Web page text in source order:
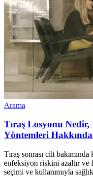
Arama
Tıraş Losyonu
Yöntemleri
Tıraş sonrası cilt
enfeksiyon riskini azaltır ve
seçimi ve kullanımıyla